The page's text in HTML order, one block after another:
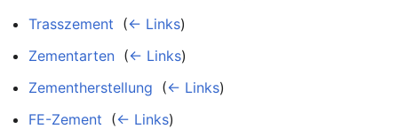
Trasszement (← Links)
Zementarten (← Links)
Zementherstellung (← Links)
FE-Zement (← Links)